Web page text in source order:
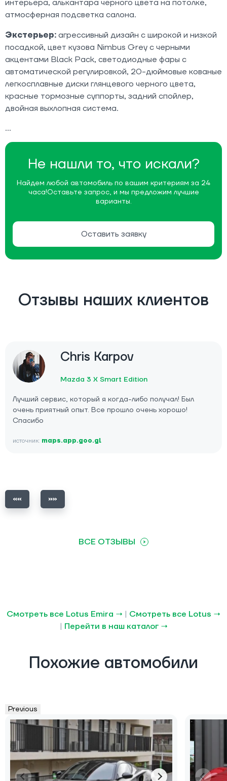
Не нашли то, что искали?
Найдем любой автомобиль по вашим критериям за 24
часа!Оставьте запрос, и мы предложим лучшие
варианты.
Оставить заявку
интерьера, алькантара черного цвета на потолке,
атмосферная подсветка салона.​
Экстерьер: агрессивный дизайн с широкой и низкой
посадкой, цвет кузова Nimbus Grey с черными
акцентами Black Pack, светодиодные фары с
автоматической регулировкой, 20-дюймовые кованые
легкосплавные диски глянцевого черного цвета,
красные тормозные суппорты, задний спойлер,
двойная выхлопная система.
Отзывы наших клиентов
Chris Karpov
Mazda 3 X Smart Edition
Лучший сервис, который я когда-либо получал! Был
очень приятный опыт. Все прошло очень хорошо!
Спасибо
источник: maps.app.goo.gl
ВСЕ ОТЗЫВЫ
Смотреть все Lotus Emira → | Смотреть все Lotus →
| Перейти в наш каталог →
Похожие автомобили
Previous